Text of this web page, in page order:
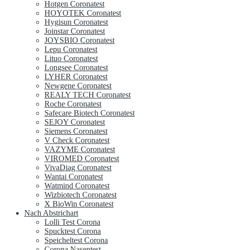
Hotgen Coronatest
HOYOTEK Coronatest
Hygisun Coronatest
Joinstar Coronatest
JOYSBIO Coronatest
Lepu Coronatest
Lituo Coronatest
Longsee Coronatest
LYHER Coronatest
Newgene Coronatest
REALY TECH Coronatest
Roche Coronatest
Safecare Biotech Coronatest
SEJOY Coronatest
Siemens Coronatest
V Check Coronatest
VAZYME Coronatest
VIROMED Coronatest
VivaDiag Coronatest
Wantai Coronatest
Watmind Coronatest
Wizbiotech Coronatest
X BioWin Coronatest
Nach Abstrichart
Lolli Test Corona
Spucktest Corona
Speicheltest Corona